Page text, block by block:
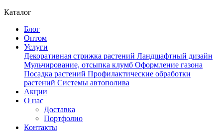
Каталог
Блог
Оптом
Услуги
Декоративная стрижка растений Ландшафтный дизайн
Мульчирование, отсыпка клумб Оформление газона
Посадка растений Профилактические обработки
растений Системы автополива
Акции
О нас
Доставка
Портфолио
Контакты